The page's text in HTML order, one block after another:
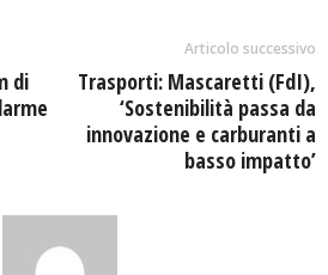
di
Articolo successivo
Trasporti: Mascaretti (FdI),
‘Sostenibilità passa da
innovazione e carburanti a
basso impatto’